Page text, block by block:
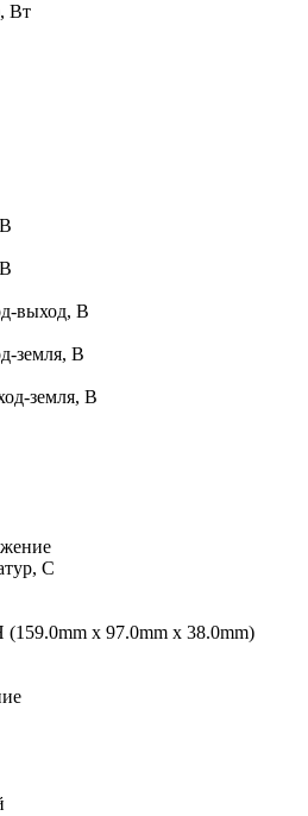
Вт
выход, В
земля, В
земля, В
С
x 97.0mm x 38.0mm)